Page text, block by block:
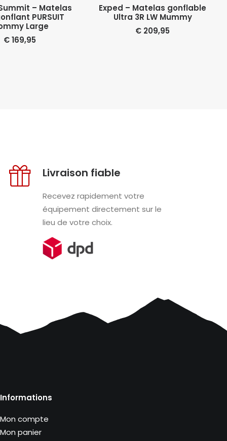
AU PANIER
– Matelas
PURSUIT
Large
€169,95
LIRE LA SUITE
Exped – Matelas gonflable
Ultra 3R LW Mummy
€ 209,95
Livraison fiable
Recevez rapidement votre
équipement directement sur le
lieu de votre choix.
Informations
Mon compte
Mon panier